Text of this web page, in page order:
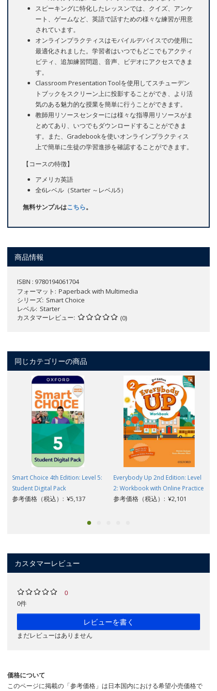
スピーキングに特化したレッスンでは、クイズ、アンケ
ート、ゲームなど、英語で話すための様々な練習が用意
されています。
オンラインプラクティスはモバイルデバイスでの使用に
最適化されました。学習者はいつでもどこでもアクティ
ビティ、追加練習問題、音声、ビデオにアクセスできま
す。
Classroom Presentation Toolを使用してスチューデン
トブックをスクリーン上に投影することができ、より活
気のある魅力的な授業を簡単に行うことができます。
教師用リソースセンターには様々な指導用リソースがま
とめてあり、いつでもダウンロードすることができま
す。また、Gradebookを使いオンラインプラクティス
上で簡単に生徒の学習進捗を確認することができます。
【コースの特徴】
アメリカ英語
全6レベル（Starter ～レベル5）
無料サンプルはこちら。
商品情報
ISBN : 9780194061704
フォーマット
Paperback with Multimedia
シリーズ Smart Choice
レベル Starter
カスタマーレビュー
(0)
同じカテゴリーの商品
Smart Choice 4th Edition: Level 5:
Student Digital Pack
参考価格（税込）: ¥5,137
Everybody Up 2nd Edition: Level
2: Workbook with Online Practice
参考価格（税込）: ¥2,101
カスタマーレビュー
0
0件
レビューを書く
まだレビューはありません
価格について
このページに掲載の「参考価格」は日本国内における希望小売価格で